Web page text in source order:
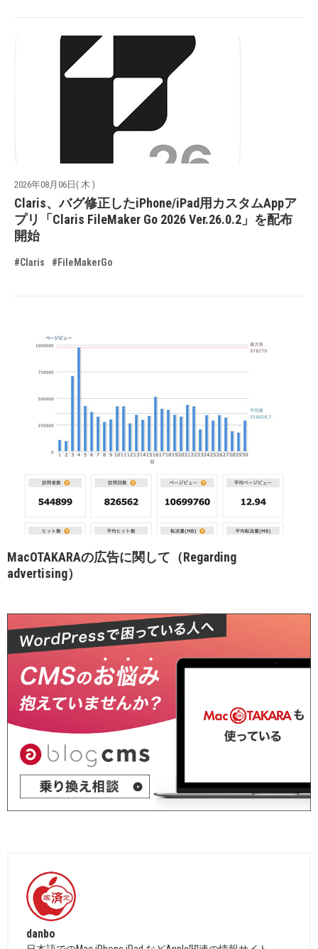
2026年08月06日( 木 )
Claris、バグ修正したiPhone/iPad用カスタムAppア
プリ「Claris FileMaker Go 2026 Ver.26.0.2」を配布
開始
#Claris #FileMakerGo
MacOTAKARAの広告に関して（Regarding
advertising）
danbo